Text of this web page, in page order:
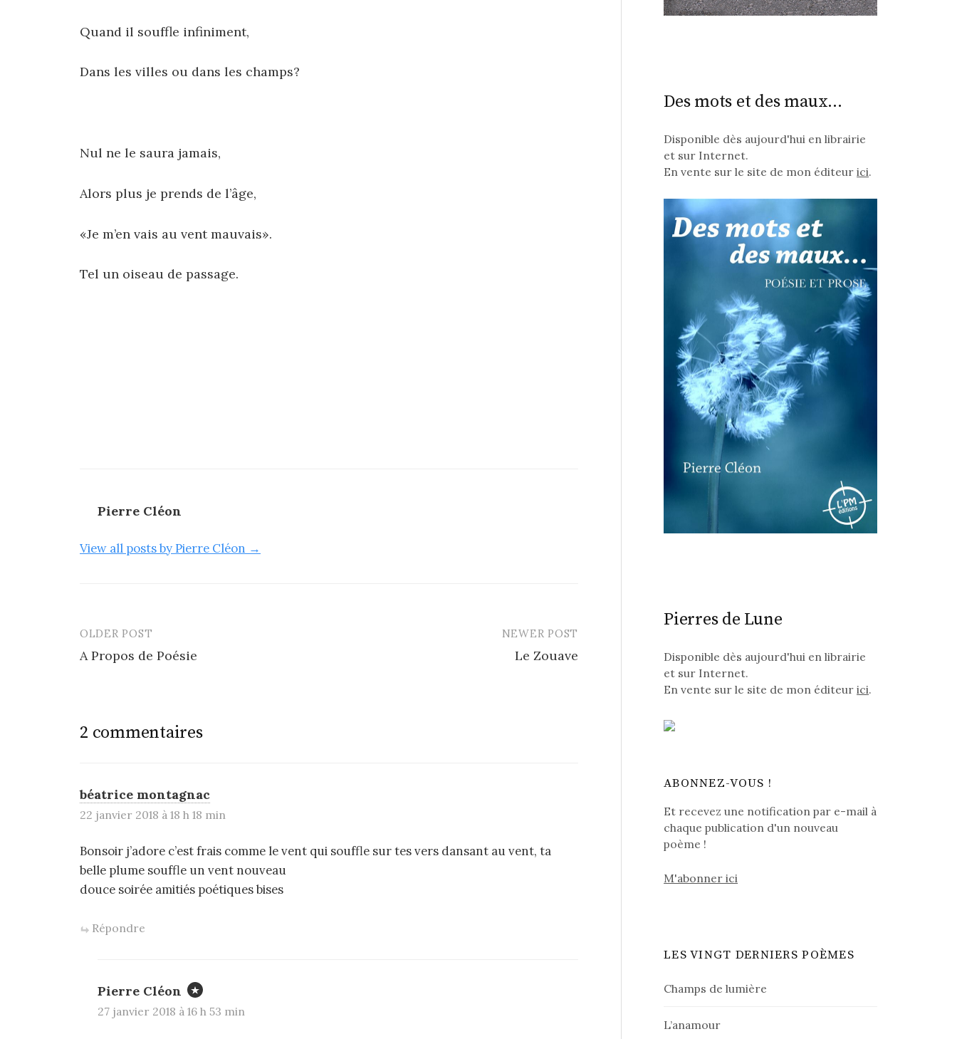
Quand il souffle infiniment,
Dans les villes ou dans les champs?
Nul ne le saura jamais,
Alors plus je prends de l’âge,
«Je m’en vais au vent mauvais».
Tel un oiseau de passage.
Pierre Cléon
View all posts by Pierre Cléon →
Post
navigation
OLDER POST
A Propos de Poésie
NEWER POST
Le Zouave
2 commentaires
béatrice montagnac
22 janvier 2018 à 18 h 18 min
Bonsoir j’adore c’est frais comme le vent qui souffle sur tes vers dansant au vent, ta
belle plume souffle un vent nouveau
douce soirée amitiés poétiques bises
Répondre
Pierre Cléon
27 janvier 2018 à 16 h 53 min
Des mots et des maux...
Disponible dès aujourd'hui en librairie
et sur Internet.
En vente sur le site de mon éditeurici.
Pierres de Lune
Disponible dès aujourd'hui en librairie
et sur Internet.
En vente sur le site de mon éditeurici.
ABONNEZ-VOUS !
Et recevez une notification par e-mail à
chaque publication d'un nouveau
poème !
M'abonner ici
LES VINGT DERNIERS POÈMES
Champs de lumière
L’anamour